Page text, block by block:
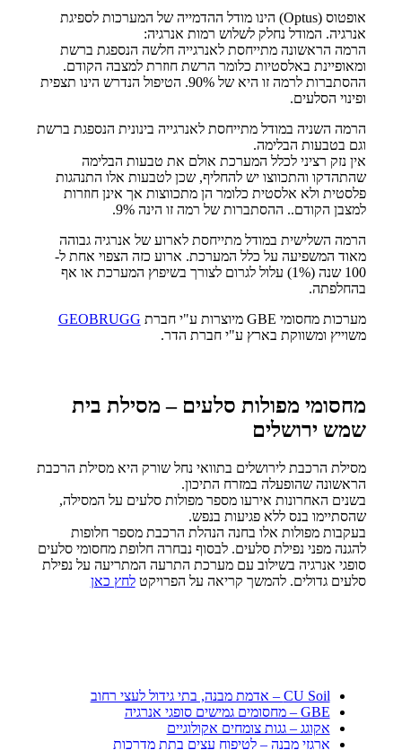
אופטוס (Optus) הינו מודל ההדמייה של המערכות לספיגת
אנרגיה. המודל נחלק לשלוש רמות אנרגיה:
הרמה הראשונה מתייחסת לאנרגייה חלשה הנספגת ברשת
ומאופיינת באלסטיות כלומר הרשת חוזרת למצבה הקודם.
ההסתברות לרמה זו היא של 90%. הטיפול הנדרש הינו תצפית
ופינוי הסלעים.
הרמה השניה במודל מתייחסת לאנרגייה בינונית הנספגת ברשת
וגם בטבעות הבלימה.
אין נזק רציני לכלל המערכת אולם את טבעות הבלימה
שהתהדקו והתכווצו יש להחליף, שכן לטבעות אלו התנהגות
פלסטית ולא אלסטית כלומר הן מתכווצות אך אינן חוזרות
למצבן הקודם.. ההסתברות של רמה זו הינה 9%.
הרמה השלישית במודל מתייחסת לארוע של אנרגיה גבוהה
מאוד המשפיעה על כלל המערכת. ארוע כזה הצפוי אחת ל-
100 שנה (1%) עלול לגרום לצורך בשיפוץ המערכת או אף
בהחלפתה.
מערכות מחסומי GBE מיוצרות ע"י חברת
GEOBRUGG
משוייץ ומשווקת בארץ ע"י חברת הדר.
מחסומי מפולות סלעים – מסילת בית
שמש ירושלים
מסילת הרכבת לירושלים בתוואי נחל שורק היא מסילת הרכבת
הראשונה שהופעלה במזרח התיכון.
בשנים האחרונות אירעו מספר מפולות סלעים על המסילה,
שהסתיימו בנס ללא פגיעות בנפש.
בעקבות מפולות אלו בחנה הנהלת הרכבת מספר חלופות
להגנה מפני נפילת סלעים. לבסוף נבחרה חלופת מחסומי סלעים
סופגי אנרגיה בשילוב עם מערכת התרעה המתריעה על נפילת
סלעים גדולים. להמשך קריאה על הפרויקטלחץ כאן
CU Soil – אדמת מבנה, בתי גידול לעצי רחוב
GBE – מחסומים גמישים סופגי אנרגיה
אקוגג – גגות צומחים אקולוגיים
ארגזי מבנה – לטיפוח עצים בתת מדרכות